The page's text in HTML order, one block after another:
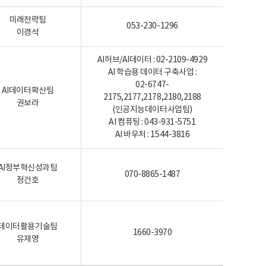
미래전략팀
이경석
053-230-1296
AI데이터확산팀
권보라
AI허브/AI데이터 : 02-2109-4929
AI 학습용 데이터 구축사업 :
02-6747-
2175,2177,2178,2180,2188
(인공지능데이터사업팀)
AI 컴퓨팅 : 043-931-5751
AI 바우처 : 1544-3816
정부혁신성과팀
정건호
070-8865-1487
이터활용기술팀
유재영
1660-3970